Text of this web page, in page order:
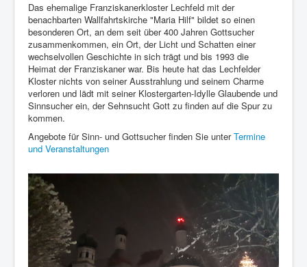
Das ehemalige Franziskanerkloster Lechfeld mit der
benachbarten Wallfahrtskirche "Maria Hilf" bildet so einen
besonderen Ort, an dem seit über 400 Jahren Gottsucher
zusammenkommen, ein Ort, der Licht und Schatten einer
wechselvollen Geschichte in sich trägt und bis 1993 die
Heimat der Franziskaner war. Bis heute hat das Lechfelder
Kloster nichts von seiner Ausstrahlung und seinem Charme
verloren und lädt mit seiner Klostergarten-Idylle Glaubende und
Sinnsucher ein, der Sehnsucht Gott zu finden auf die Spur zu
kommen.
Angebote für Sinn- und Gottsucher finden Sie unterTermine
und Veranstaltungen